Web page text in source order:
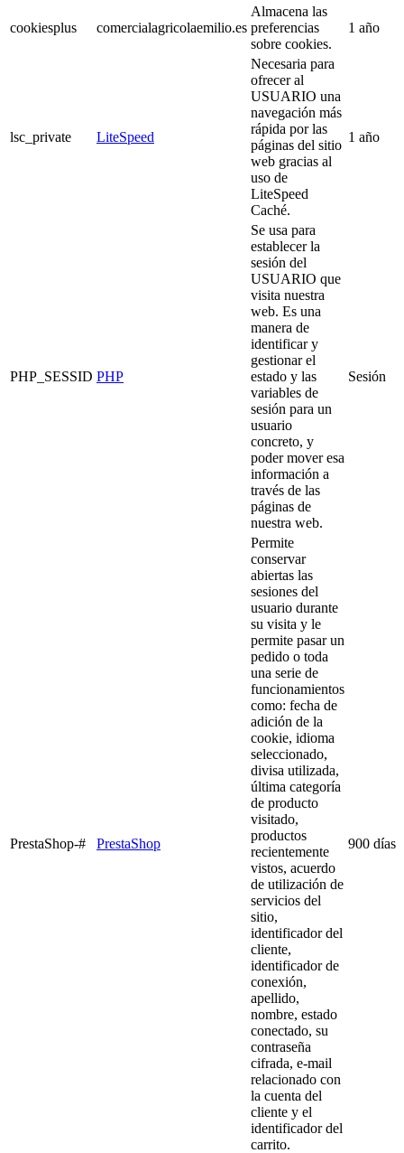
cookiesplus comercialagricolaemilio.es
Almacena las
preferencias
sobre cookies.
1 año
lsc_private LiteSpeed
Necesaria para
ofrecer al
USUARIO una
navegación más
rápida por las
páginas del sitio
web gracias al
uso de
LiteSpeed
Caché.
1 año
PHP_SESSID PHP
Se usa para
establecer la
sesión del
USUARIO que
visita nuestra
web. Es una
manera de
identificar y
gestionar el
estado y las
variables de
sesión para un
usuario
concreto, y
poder mover esa
información a
través de las
páginas de
nuestra web.
Sesión
PrestaShop-# PrestaShop
Permite
conservar
abiertas las
sesiones del
usuario durante
su visita y le
permite pasar un
pedido o toda
una serie de
funcionamientos
como: fecha de
adición de la
cookie, idioma
seleccionado,
divisa utilizada,
última categoría
de producto
visitado,
productos
recientemente
vistos, acuerdo
de utilización de
servicios del
sitio,
identificador del
cliente,
identificador de
conexión,
apellido,
nombre, estado
conectado, su
contraseña
cifrada, e-mail
relacionado con
la cuenta del
cliente y el
identificador del
carrito.
900 días